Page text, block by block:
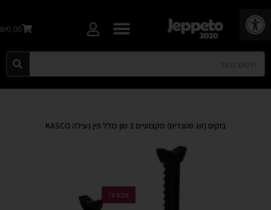
פתח סרגל נגישות
₪0.00
בוקים (זוג סטנדים) מקצועיים 3 טון כולל פין נעילה KASCO
מבצע!